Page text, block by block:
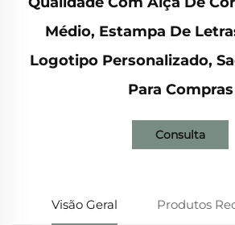
Médio, Estampa De
Logotipo Personalizado,
Para Compras
Consulta
Visão Geral Produtos